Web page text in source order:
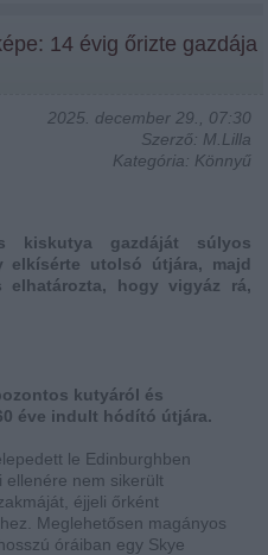
14 évig őrizte gazdája
2025. december 29., 07:30
Szerző: M.Lilla
Kategória: Könnyű
kiskutya gazdáját súlyos
elkísérte utolsó útjára, majd
elhatározta, hogy vigyáz rá,
kutyáról és
éve indult hódító útjára.
le Edinburghben
ellenére nem sikerült
éjjeli őrként
Meglehetősen magányos
óráiban egy Skye